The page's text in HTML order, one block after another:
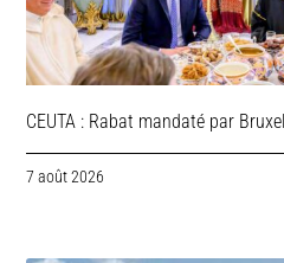
CEUTA : Rabat mandaté par
7 août 2026